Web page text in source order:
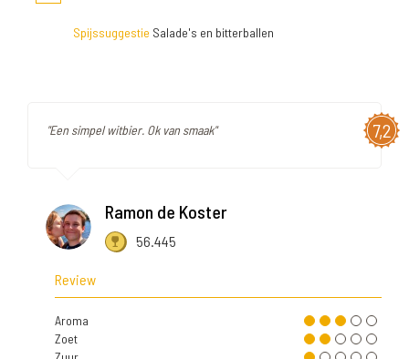
Spijssuggestie Salade's en bitterballen
7,2
"Een simpel witbier. Ok van smaak"
Ramon de Koster
56.445
Review
Aroma
Zoet